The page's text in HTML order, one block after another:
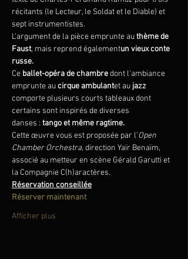
récitants (le Lecteur, le Soldat et le Diable) et
sept instrumentistes.
L'argument de la pièce emprunte au thème de
Faust, mais reprend égalementun vieux conte
russe.
Ce ballet-opéra de chambre dont l'ambiance
emprunte au cirque ambulantet au jazz
comporte plusieurs courts tableaux dont
certains sont inspirés de diverses
danses : tango et même ragtime.
Cette œuvre vous est proposée par l’Open
Chamber Orchestra, direction Yaïr Benaïm,
associé au metteur en scène Gérald Garutti et
la Compagnie C(h)aractères.
Réservation conseillée
Réserver maintenant
Afficher plus